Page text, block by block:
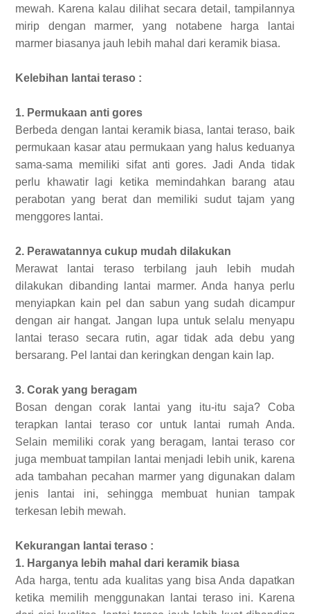
mewah. Karena kalau dilihat secara detail, tampilannya
mirip dengan marmer, yang notabene harga lantai
marmer biasanya jauh lebih mahal dari keramik biasa.
Kelebihan lantai teraso :
1. Permukaan anti gores
Berbeda dengan lantai keramik biasa, lantai teraso, baik
permukaan kasar atau permukaan yang halus keduanya
sama-sama memiliki sifat anti gores. Jadi Anda tidak
perlu khawatir lagi ketika memindahkan barang atau
perabotan yang berat dan memiliki sudut tajam yang
menggores lantai.
2. Perawatannya cukup mudah dilakukan
Merawat lantai teraso terbilang jauh lebih mudah
dilakukan dibanding lantai marmer. Anda hanya perlu
menyiapkan kain pel dan sabun yang sudah dicampur
dengan air hangat. Jangan lupa untuk selalu menyapu
lantai teraso secara rutin, agar tidak ada debu yang
bersarang. Pel lantai dan keringkan dengan kain lap.
3. Corak yang beragam
Bosan dengan corak lantai yang itu-itu saja? Coba
terapkan lantai teraso cor untuk lantai rumah Anda.
Selain memiliki corak yang beragam, lantai teraso cor
juga membuat tampilan lantai menjadi lebih unik, karena
ada tambahan pecahan marmer yang digunakan dalam
jenis lantai ini, sehingga membuat hunian tampak
terkesan lebih mewah.
Kekurangan lantai teraso :
1. Harganya lebih mahal dari keramik biasa
Ada harga, tentu ada kualitas yang bisa Anda dapatkan
ketika memilih menggunakan lantai teraso ini. Karena